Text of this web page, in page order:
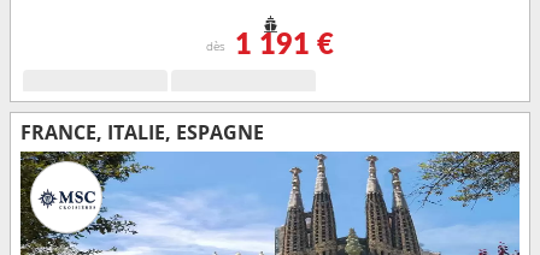
dès 1 191 €
FRANCE, ITALIE, ESPAGNE